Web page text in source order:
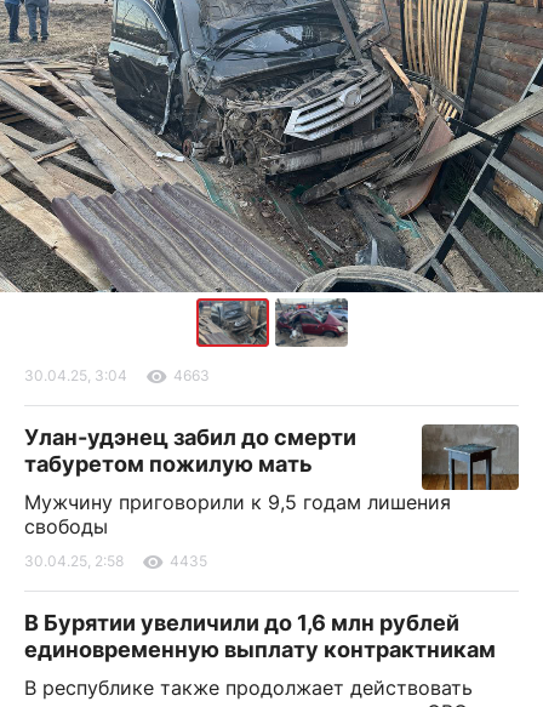
30.04.25, 3:04 4663
Улан-удэнец забил до смерти
табуретом пожилую мать
Мужчину приговорили к 9,5 годам лишения
свободы
30.04.25, 2:58 4435
В Бурятии увеличили до 1,6 млн рублей
единовременную выплату контрактникам
В республике также продолжает действовать